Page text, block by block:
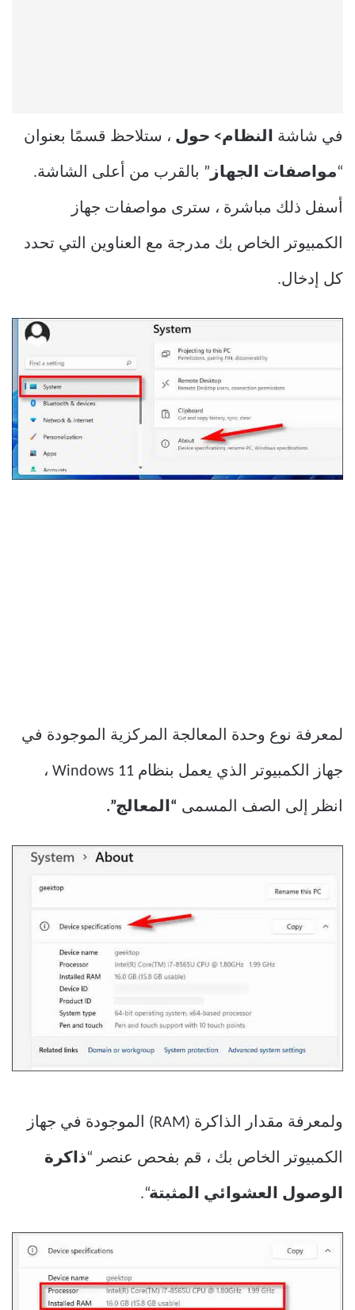
في شاشة النظام> حول ، ستلاحظ قسمًا بعنوان
“مواصفات الجهاز ” بالقرب من أعلى الشاشة.
أسفل ذلك مباشرة ، سترى مواصفات جهاز
الكمبيوتر الخاص بك مدرجة مع العناوين التي تحدد
كل إدخال.
لمعرفة نوع وحدة المعالجة المركزية الموجودة في
جهاز الكمبيوتر الذي يعمل بنظام Windows 11 ،
انظر إلى الصف المسمى “المعالج”.
ولمعرفة مقدار الذاكرة (RAM) الموجودة في جهاز
الكمبيوتر الخاص بك ، قم بفحص عنصر “ذاكرة
الوصول العشوائي المثبتة“.